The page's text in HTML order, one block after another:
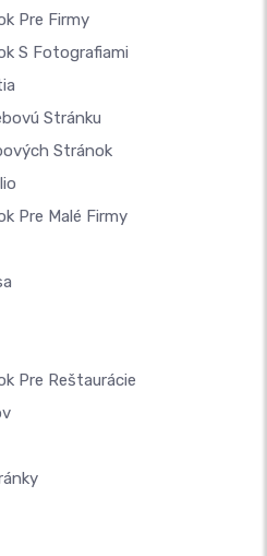
Pre Firmy
S Fotografiami
Stránku
Stránok
Pre Malé Firmy
Pre Reštaurácie